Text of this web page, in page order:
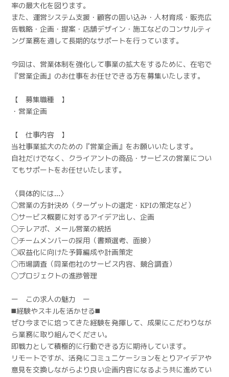
率の最大化を図ります。
また、運営システム支援・顧客の囲い込み・人材育成・販売広
告戦略・企画・提案・店舗デザイン・施工などのコンサルティ
ング業務を通して長期的なサポートを行っています。
今回は、営業体制を強化して事業の拡大をするために、在宅で
『営業企画』のお仕事をお任せできる方を募集いたします。
【 募集職種 】
・営業企画
【 仕事内容 】
当社事業拡大のための『営業企画』をお願いいたします。
自社だけでなく、クライアントの商品・サービスの営業につい
てもサポートをお任せいたします。
〈具体的には…〉
◯営業の方針決め（ターゲットの選定・KPIの策定など）
◯サービス概要に対するアイデア出し、企画
◯テレアポ、メール営業の統括
◯チームメンバーの採用（書類選考、面接）
◯収益化に向けた予算編成や計画策定
◯市場調査（同業他社のサービス内容、競合調査）
◯プロジェクトの進捗管理
ー この求人の魅力 ー
◼️経験やスキルを活かせる◼️
ぜひ今までに培ってきた経験を発揮して、成果にこだわりなが
ら業務に取り組んでください。
即戦力として積極的に行動できる方に期待しています。
リモートですが、活発にコミュニケーションをとりアイデアや
意見を交換しながらより良い企画内容になるよう共に進めてい